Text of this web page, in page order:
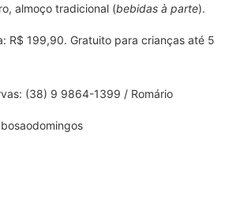
almoço tradicional (bebidas à parte).
R$ 199,90. Gratuito para crianças até 5
(38) 9 9864-1399 / Romário